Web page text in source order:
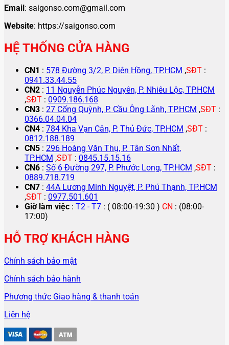
Email : saigonso.com@gmail.com
Website: https://saigonso.com
HỆ THỐNG CỬA HÀNG
CN1 : 578 Đường 3/2, P. Diên Hồng, TP.HCM ,SĐT :
0941.33.44.55
CN2 : 11 Nguyễn Phúc Nguyên, P. Nhiêu Lộc, TP.HCM
,SĐT : 0909.186.168
CN3 : 27 Cống Quỳnh, P. Cầu Ông Lãnh, TP.HCM ,SĐT :
0366.04.04.04
CN4 : 784 Kha Vạn Cân, P. Thủ Đức, TP.HCM ,SĐT :
0812.188.189
CN5 : 296 Hoàng Văn Thụ, P. Tân Sơn Nhất,
TP.HCM ,SĐT : 0845.15.15.16
CN6 : Số 6 Đường 297, P. Phước Long, TP.HCM ,SĐT :
0889.718.719
CN7 : 44A Lương Minh Nguyệt, P. Phú Thạnh, TP.HCM
,SĐT : 0977.501.601
Giờ làm việc : T2 - T7 : ( 08:00-19:30 ) CN : (08:00-
17:00)
HỖ TRỢ KHÁCH HÀNG
Chính sách bảo mật
Chính sách bảo hành
Phương thức Giao hàng & thanh toán
Liên hệ